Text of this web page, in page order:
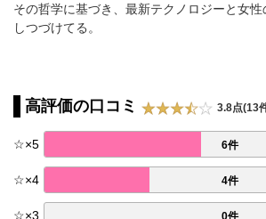
その哲学に基づき、最新テクノロジーと女
しつづけてる。
高評価の口コミ 3.8点(13
☆×5 6件
☆×4 4件
☆×3 0件